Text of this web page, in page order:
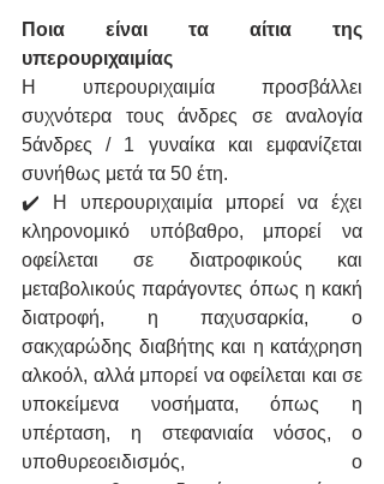
Ποια είναι τα αίτια της
υπερουριχαιμίας
Η υπερουριχαιμία προσβάλλει
συχνότερα τους άνδρες σε αναλογία
5άνδρες / 1 γυναίκα και εμφανίζεται
συνήθως μετά τα 50 έτη.
✔️ Η υπερουριχαιμία μπορεί να έχει
κληρονομικό υπόβαθρο, μπορεί να
οφείλεται σε διατροφικούς και
μεταβολικούς παράγοντες όπως η κακή
διατροφή, η παχυσαρκία, ο
σακχαρώδης διαβήτης και η κατάχρηση
αλκοόλ, αλλά μπορεί να οφείλεται και σε
υποκείμενα νοσήματα, όπως η
υπέρταση, η στεφανιαία νόσος, ο
υποθυρεοειδισμός, ο